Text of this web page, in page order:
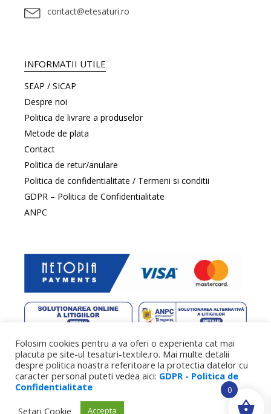
contact@etesaturi.ro
INFORMATII UTILE
SEAP / SICAP
Despre noi
Politica de livrare a produselor
Metode de plata
Contact
Politica de retur/anulare
Politica de confidentialitate / Termeni si conditii
GDPR – Politica de Confidentialitate
ANPC
web design by DowMedia |gazduire webby SpeedHost
Folosim cookies pentru a va oferi o experienta cat mai
placuta pe site-ul tesaturi-textile.ro. Mai multe detalii
despre politica noastra referitoare la protectia datelor cu
caracter personal puteti vedea aici: GDPR - Politica de
Confidentialitate
Setari Cookie
Accepta
0